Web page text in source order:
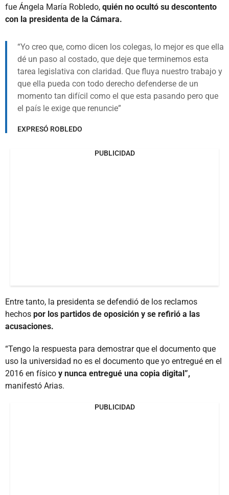
fue Ángela María Robledo, quién no ocultó su descontento
con la presidenta de la Cámara.
Yo creo que, como dicen los colegas, lo mejor es que ella
dé un paso al costado, que deje que terminemos esta
tarea legislativa con claridad. Que fluya nuestro trabajo y
que ella pueda con todo derecho defenderse de un
momento tan difícil como el que esta pasando pero que
el país le exige que renuncie
EXPRESÓ ROBLEDO
PUBLICIDAD
Entre tanto, la presidenta se defendió de los reclamos
hechos por los partidos de oposición y se refirió a las
acusaciones.
“Tengo la respuesta para demostrar que el documento que
uso la universidad no es el documento que yo entregué en el
2016 en físico y nunca entregué una copia digital”,
manifestó Arias.
PUBLICIDAD